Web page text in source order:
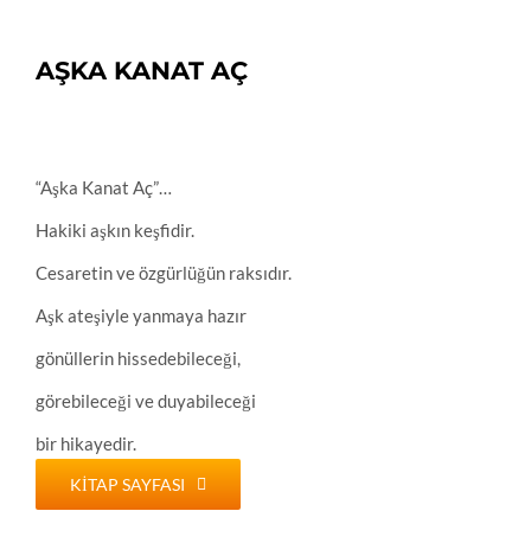
AŞKA KANAT AÇ
“Aşka Kanat Aç”…
Hakiki aşkın keşfidir.
Cesaretin ve özgürlüğün raksıdır.
Aşk ateşiyle yanmaya hazır
gönüllerin hissedebileceği,
görebileceği ve duyabileceği
bir hikayedir.
KITAP SAYFASI